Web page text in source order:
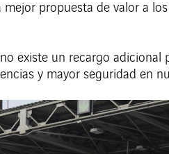
propuesta de valor a
existe un recargo adicional
y mayor seguridad en